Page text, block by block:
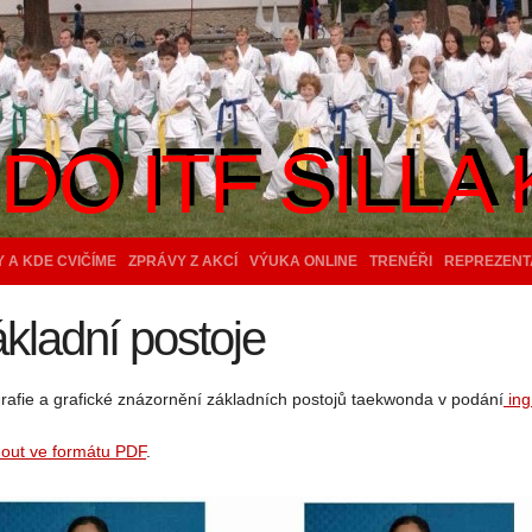
A KDE CVIČÍME ZPRÁVY Z AKCÍ VÝUKA ONLINE TRENÉŘI
ITF SILLA
ITF SILLA
postoje
a grafické znázornění základních postojů taekwonda v podání
ve formátu PDF.